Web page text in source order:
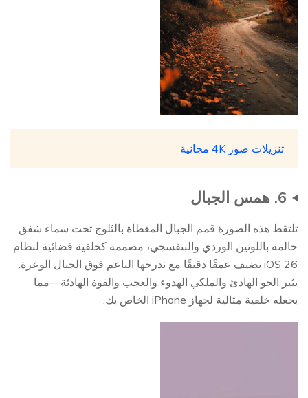
تنزيلات صور 4K مجانية
6. همس الجبال
تلتقط هذه الصورة قمم الجبال المغطاة بالثلوج تحت سماء شفق
حالمة باللونين الوردي والبنفسجي، مصممة كخلفية فضائية لنظام
iOS 26 تضيف عمقًا دقيقًا مع تدرجها الناعم فوق الجبال الوعرة.
يثير الجو الهادئ والملكي الهدوء والعجب والقوة الهادئة—مما
يجعله خلفية مثالية لجهاز iPhone الخاص بك.